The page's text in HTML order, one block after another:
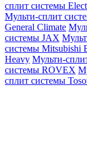
сплит системы
Мульти-сплит
General Climate
системы JAX
системы Mitsubishi
Heavy Мульти-
системы ROVEX
сплит системы